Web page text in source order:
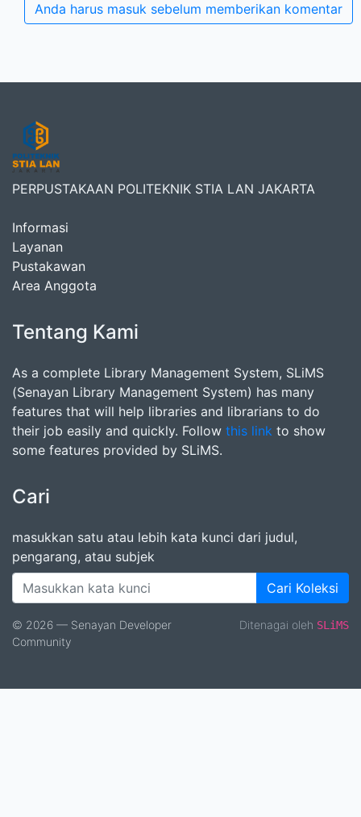
Anda harus masuk sebelum memberikan komentar
PERPUSTAKAAN POLITEKNIK STIA LAN JAKARTA
Informasi
Layanan
Pustakawan
Area Anggota
Tentang Kami
As a complete Library Management System, SLiMS
(Senayan Library Management System) has many
features that will help libraries and librarians to do
their job easily and quickly. Follow this link to show
some features provided by SLiMS.
Cari
masukkan satu atau lebih kata kunci dari judul,
pengarang, atau subjek
Cari Koleksi
© 2026 — Senayan Developer
Community
Ditenagai oleh SLiMS